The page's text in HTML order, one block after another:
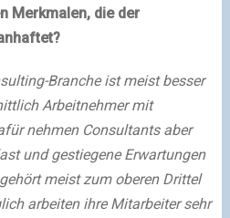
Merkmalen, die der
Branche ist meist besser
Arbeitnehmer mit
nehmen Consultants aber
und gestiegene Erwartungen
meist zum oberen Drittel
arbeiten ihre Mitarbeiter sehr